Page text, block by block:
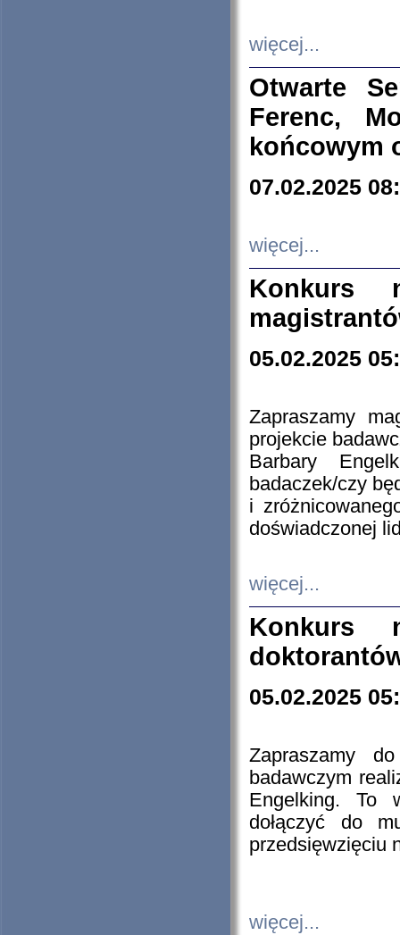
więcej...
Otwarte
Ferenc,
końcowym
07.02.2025
więcej...
Konkurs
05.02.2025
Zapraszamy
projekcie
Barbary
badaczek/czy
i
doświadczonej
więcej...
Konkurs
05.02.2025
Zapraszamy
badawczym
Engelking. To
dołączyć do
przedsięwzięciu
więcej...